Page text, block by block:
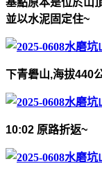
並以水泥固定住~
下青礐山,海拔440
10:02 原路折返~